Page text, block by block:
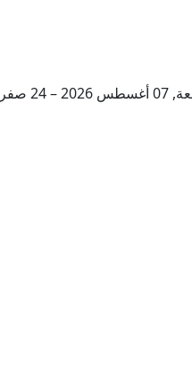
– 24 صفر 1448 هـ